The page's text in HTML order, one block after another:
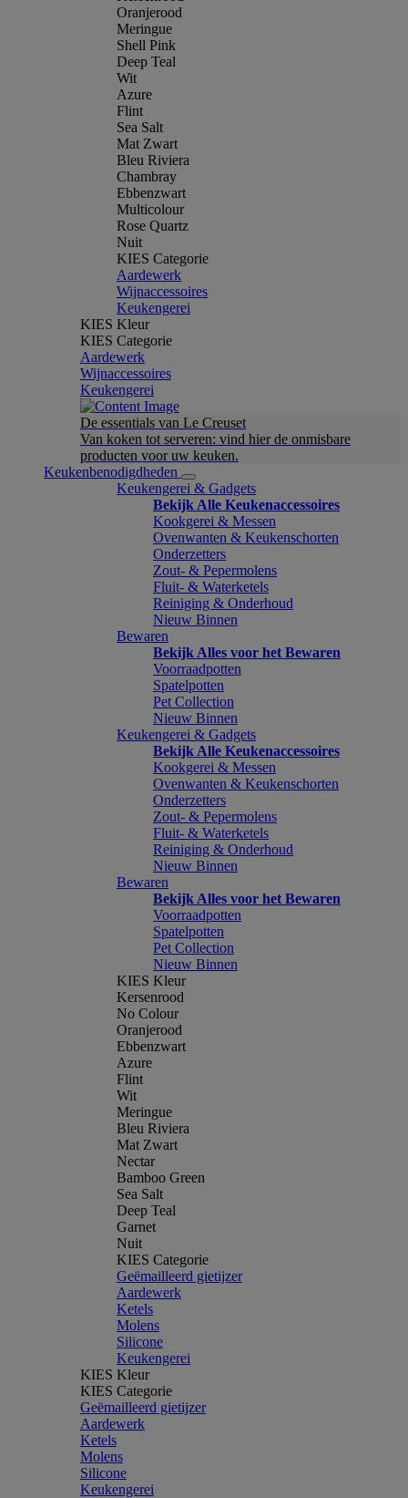
Oranjerood
Meringue
Shell Pink
Deep Teal
Wit
Azure
Flint
Sea Salt
Mat Zwart
Bleu Riviera
Chambray
Ebbenzwart
Multicolour
Rose Quartz
Nuit
KIES Categorie
Aardewerk
Wijnaccessoires
Keukengerei
KIES Kleur
KIES Categorie
Aardewerk
Wijnaccessoires
Keukengerei
De essentials van Le Creuset
Van koken tot serveren: vind hier de onmisbare
producten voor uw keuken.
Keukenbenodigdheden
Keukengerei & Gadgets
Bekijk Alle Keukenaccessoires
Kookgerei & Messen
Ovenwanten & Keukenschorten
Onderzetters
Zout- & Pepermolens
Fluit- & Waterketels
Reiniging & Onderhoud
Nieuw Binnen
Bewaren
Bekijk Alles voor het Bewaren
Voorraadpotten
Spatelpotten
Pet Collection
Nieuw Binnen
Keukengerei & Gadgets
Bekijk Alle Keukenaccessoires
Kookgerei & Messen
Ovenwanten & Keukenschorten
Onderzetters
Zout- & Pepermolens
Fluit- & Waterketels
Reiniging & Onderhoud
Nieuw Binnen
Bewaren
Bekijk Alles voor het Bewaren
Voorraadpotten
Spatelpotten
Pet Collection
Nieuw Binnen
KIES Kleur
Kersenrood
No Colour
Oranjerood
Ebbenzwart
Azure
Flint
Wit
Meringue
Bleu Riviera
Mat Zwart
Nectar
Bamboo Green
Sea Salt
Deep Teal
Garnet
Nuit
KIES Categorie
Geëmailleerd gietijzer
Aardewerk
Ketels
Molens
Silicone
Keukengerei
KIES Kleur
KIES Categorie
Geëmailleerd gietijzer
Aardewerk
Ketels
Molens
Silicone
Keukengerei